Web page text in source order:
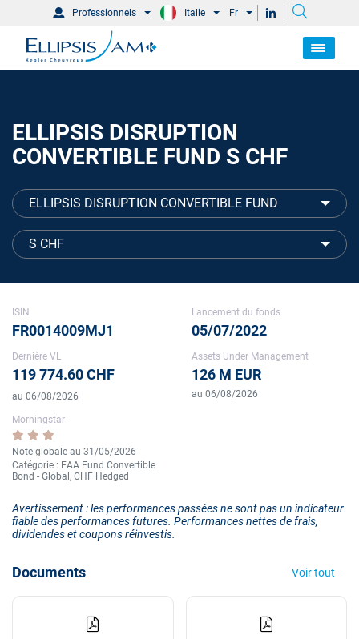
Professionnels Italie Fr
ELLIPSIS DISRUPTION
CONVERTIBLE FUND S CHF
ELLIPSIS DISRUPTION CONVERTIBLE FUND
S CHF
ISIN
FR0014009MJ1
Lancement du fonds
05/07/2022
Dernière VL
119 774.60 CHF
au 06/08/2026
Assets Under Management
126 M EUR
au 06/08/2026
Morningstar
Note globale au 31/05/2026
Catégorie : EAA Fund Convertible
Bond - Global, CHF Hedged
Avertissement : les performances passées ne sont pas un indicateur
fiable des performances futures. Performances nettes de frais,
dividendes et coupons réinvestis.
Documents Voir tout